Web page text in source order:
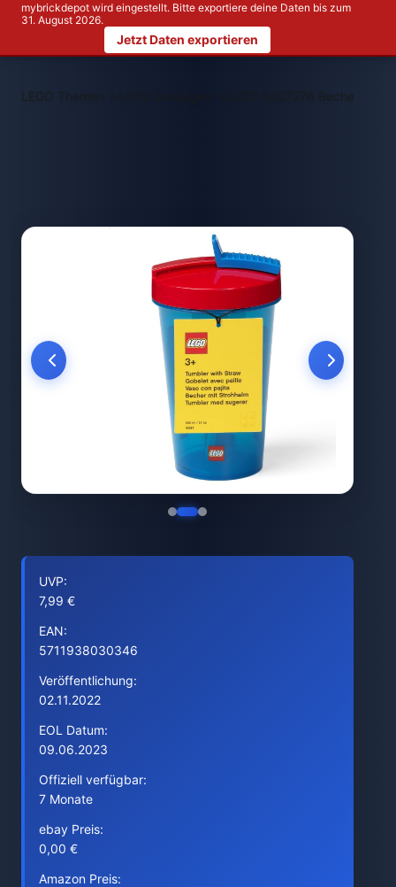
mybrickdepot wird eingestellt. Bitte exportiere deine Daten bis zum
31. August 2026.
Jetzt Daten exportieren
LEGO Themen > LEGO 5007276 Becher mit
UVP:
7,99 €
EAN:
5711938030346
Veröffentlichung:
02.11.2022
EOL Datum:
09.06.2023
Offiziell verfügbar:
7 Monate
ebay Preis:
0,00 €
Amazon Preis: